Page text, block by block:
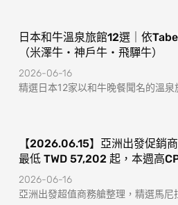
日本和牛溫泉旅館12選｜依
（米澤牛・神戶牛・飛驒牛）
2026-06-16
精選日本12家以和牛晚餐聞名的溫
【2026.06.15】亞洲出發促銷
最低 TWD 57,202 起，本週高
2026-06-16
亞洲出發超值商務艙整理，精選馬尼